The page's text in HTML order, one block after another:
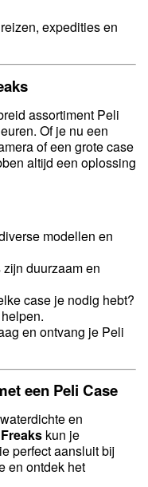
expedities en
assortiment Peli
Of je nu een
of een grote case
altijd een oplossing
modellen en
duurzaam en
case je nodig hebt?
en ontvang je Peli
een Peli Case
en
kun je
perfect aansluit bij
en ontdek het